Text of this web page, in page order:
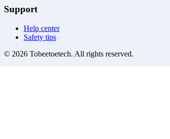
Support
Help center
Safety tips
© 2026 Tobeetoetech. All rights reserved.